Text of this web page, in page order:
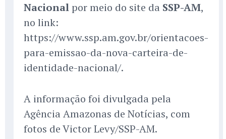
Nacional por meio do site da SSP-AM,
no link:
https://www.ssp.am.gov.br/orientacoes-
para-emissao-da-nova-carteira-de-
identidade-nacional/.
A informação foi divulgada pela
Agência Amazonas de Notícias, com
fotos de Victor Levy/SSP-AM.